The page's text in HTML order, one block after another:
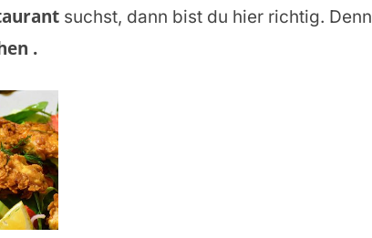
suchst, dann bist du hier richtig. Denn
.